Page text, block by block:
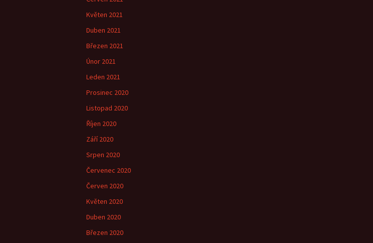
Květen 2021
Duben 2021
Březen 2021
Únor 2021
Leden 2021
Prosinec 2020
Listopad 2020
Říjen 2020
Září 2020
Srpen 2020
Červenec 2020
Červen 2020
Květen 2020
Duben 2020
Březen 2020